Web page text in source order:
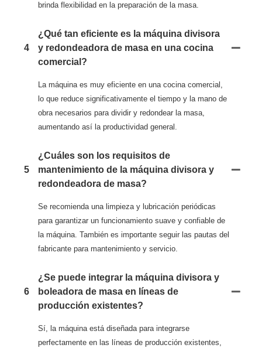
brinda flexibilidad en la preparación de la masa.
4
¿Qué tan eficiente es la máquina divisora ​​
y redondeadora de masa en una cocina
comercial?
La máquina es muy eficiente en una cocina comercial,
lo que reduce significativamente el tiempo y la mano de
obra necesarios para dividir y redondear la masa,
aumentando así la productividad general.
5
¿Cuáles son los requisitos de
mantenimiento de la máquina divisora ​​y
redondeadora de masa?
Se recomienda una limpieza y lubricación periódicas
para garantizar un funcionamiento suave y confiable de
la máquina. También es importante seguir las pautas del
fabricante para mantenimiento y servicio.
6
¿Se puede integrar la máquina divisora ​​y
boleadora de masa en líneas de
producción existentes?
Sí, la máquina está diseñada para integrarse
perfectamente en las líneas de producción existentes,